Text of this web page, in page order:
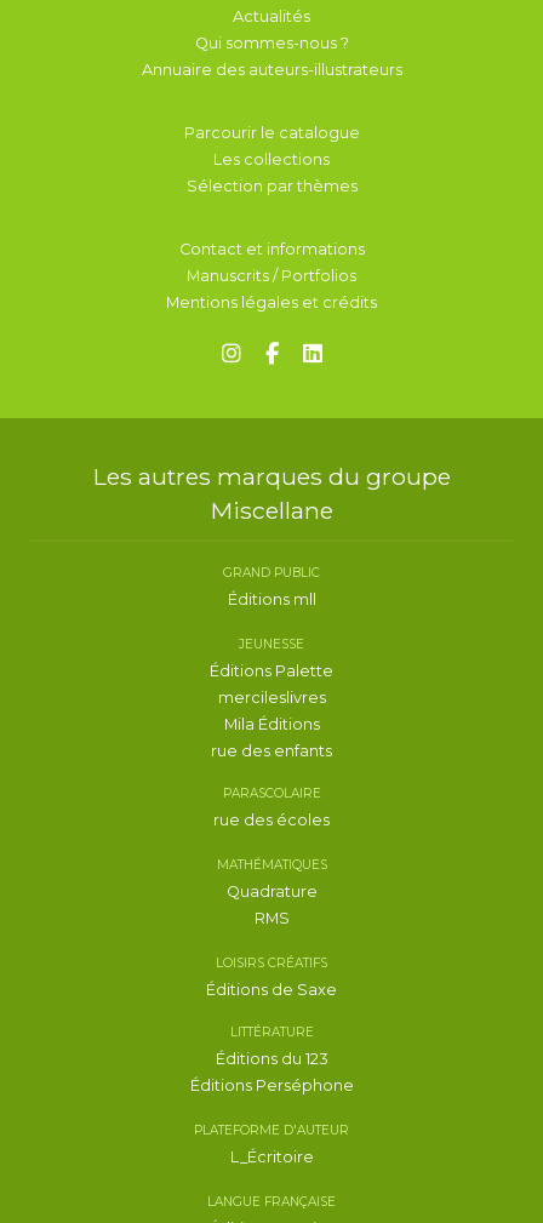
Actualités
Qui sommes-nous ?
Annuaire des auteurs-illustrateurs
Parcourir le catalogue
Les collections
Sélection par thèmes
Contact et informations
Manuscrits / Portfolios
Mentions légales et crédits
Les autres marques du groupe
Miscellane
GRAND PUBLIC
Éditions mll
JEUNESSE
Éditions Palette
mercileslivres
Mila Éditions
rue des enfants
PARASCOLAIRE
rue des écoles
MATHÉMATIQUES
Quadrature
RMS
LOISIRS CRÉATIFS
Éditions de Saxe
LITTÉRATURE
Éditions du 123
Éditions Perséphone
PLATEFORME D'AUTEUR
L_Écritoire
LANGUE FRANÇAISE